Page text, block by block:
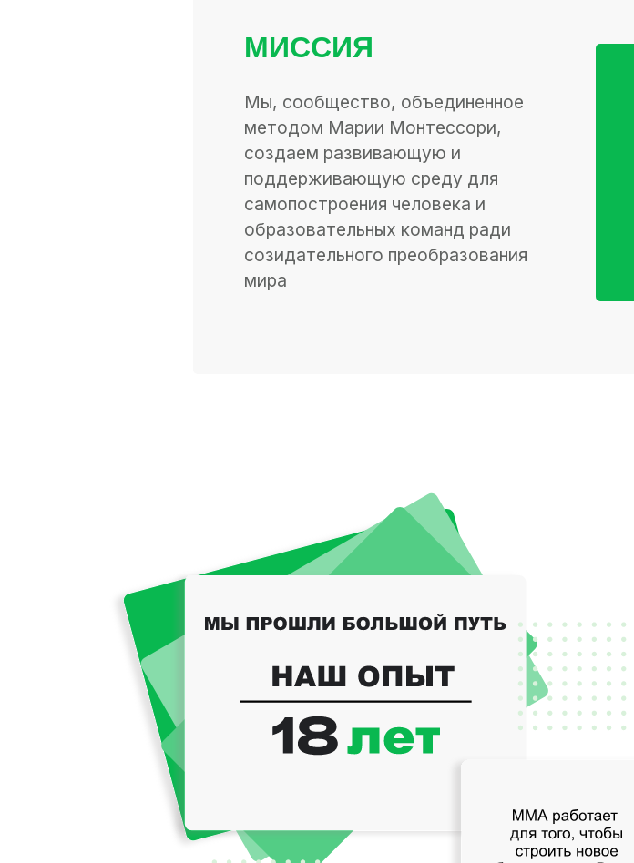
МИССИЯ
Мы, сообщество, объединенное
методом Марии Монтессори,
создаем развивающую и
поддерживающую среду для
самопостроения человека и
образовательных команд ради
созидательного преобразования
мира